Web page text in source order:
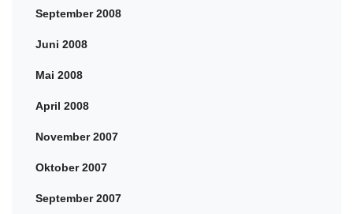
September 2008
Juni 2008
Mai 2008
April 2008
November 2007
Oktober 2007
September 2007